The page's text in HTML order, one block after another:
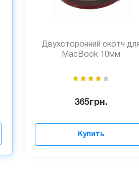
Двухсторонний скотч для
MacBook 10мм
365грн.
Купить